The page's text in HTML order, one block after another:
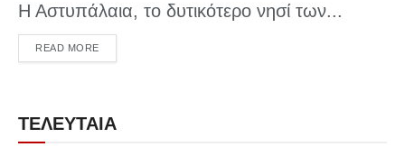
Η Αστυπάλαια, το δυτικότερο νησί των...
READ MOREDETAILS
ΤΕΛΕΥΤΑΙΑ